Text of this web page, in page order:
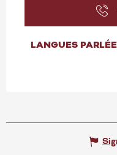
LANGUES
LANGUES